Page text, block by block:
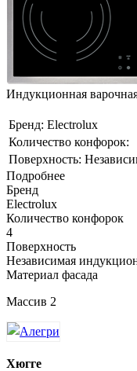
Индукционная
Бренд: Electrolux
Количество конфорок:
Поверхность:
Подробнее
Бренд
Electrolux
Количество конфорок
4
Поверхность
Независимая
Материал фасада
Массив 2
Хюгге